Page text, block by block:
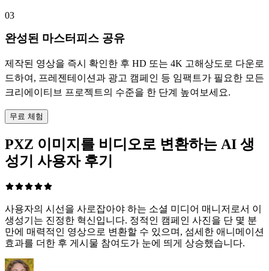
03
완성된 마스터피스 공유
제작된 영상을 즉시 확인한 후 HD 또는 4K 고해상도로 다운로
드하여, 프레젠테이션과 광고 캠페인 등 임팩트가 필요한 모든
크리에이티브 프로젝트의 수준을 한 단계 높여보세요.
무료 체험
PXZ 이미지를 비디오로 변환하는 AI 생
성기 사용자 후기
사용자의 시선을 사로잡아야 하는 소셜 미디어 매니저로서 이
생성기는 진정한 혁신입니다. 정적인 캠페인 사진을 단 몇 분
만에 매력적인 영상으로 변환할 수 있으며, 섬세한 애니메이션
효과를 더한 후 게시물 참여도가 눈에 띄게 상승했습니다.